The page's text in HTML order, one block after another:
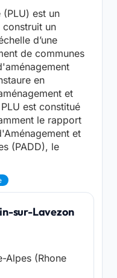
est un
un
d’une
de communes
en
et
est constitué
le rapport
et
(PADD), le
sur-Lavezon
Alpes (Rhone